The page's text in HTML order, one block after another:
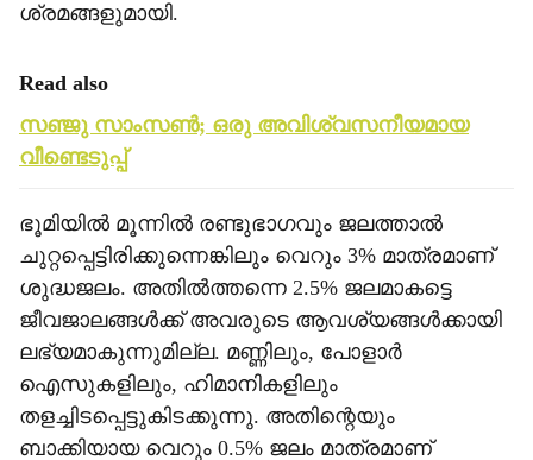
ശ്രമങ്ങളുമായി.
Read also
സഞ്ജു സാംസണ്‍; ഒരു അവിശ്വസനീയമായ
വീണ്ടെടുപ്പ്
ഭൂമിയില്‍ മൂന്നില്‍ രണ്ടുഭാഗവും ജലത്താല്‍
ചുറ്റപ്പെട്ടിരിക്കുന്നെങ്കിലും വെറും 3% മാത്രമാണ്
ശുദ്ധജലം. അതില്‍ത്തന്നെ 2.5% ജലമാകട്ടെ
ജീവജാലങ്ങള്‍ക്ക് അവരുടെ ആവശ്യങ്ങള്‍ക്കായി
ലഭ്യമാകുന്നുമില്ല. മണ്ണിലും, പോളാര്‍
ഐസുകളിലും, ഹിമാനികളിലും
തളച്ചിടപ്പെട്ടുകിടക്കുന്നു. അതിന്റെയും
ബാക്കിയായ വെറും 0.5% ജലം മാത്രമാണ്